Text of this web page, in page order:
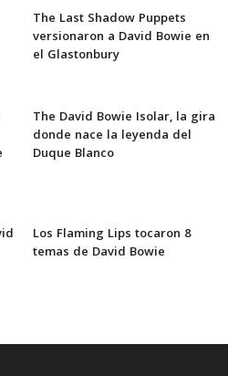
The Last Shadow Puppets
versionaron a David Bowie en
el Glastonbury
The David Bowie Isolar, la gira
donde nace la leyenda del
Duque Blanco
Los Flaming Lips tocaron 8
temas de David Bowie